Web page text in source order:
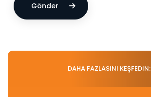
Gönder
DAHA FAZLASINI KEŞFEDIN: